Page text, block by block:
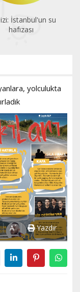
gözünden
Kadıköy
yolculukta
A- Yazdır